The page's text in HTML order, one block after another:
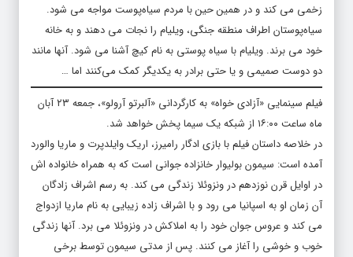
زخمی می کند و در همین حین با مردم سیاه‌پوست مواجه می شود.
سیاه‌پوستان اطراف منطقه جنگی، ویلیام را نجات می دهند و به خانه
خود می برند. ویلیام با سیاه پوستی به نام کیچ آشنا می شود. آنها مانند
دو دوست صمیمی و یا حتی برادر به یکدیگر کمک می‌کنند اما …
فیلم سینمایی «آزادی ‌خواه» به کارگردانی «آلبرتو آرولو»، جمعه ۲۳ آبان
ماه ساعت ۱۶:۰۰ از شبکه یک سیما پخش خواهد شد.
در خلاصه داستان فیلم با بازی ادگار رامیرز، اریک وایلدپرت و ماریا والورد
آمده است: سیمون بولیوار خانزاده جوانی است که به همراه خانواده اش
در اوایل قرن نوزدهم در ونزوئلا زندگی می کند. به رسم اشراف زادگان
آن زمان او به اسپانیا می رود و با اشراف زاده زیبایی به نام ماریا ازدواج
می کند و عروس جوان خود را به املاکش در ونزوئلا می برد. آنها زندگی
خوب و خوشی را آغاز می کنند. پس از مدتی سیمون توسط برخی